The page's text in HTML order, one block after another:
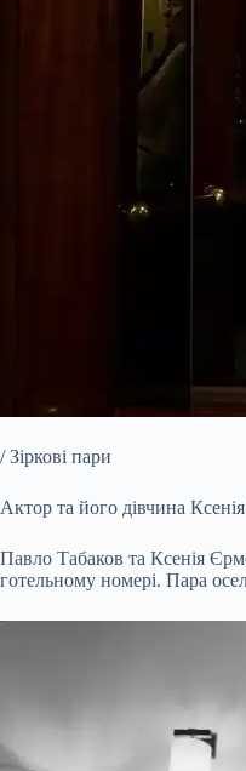
/ Зіркові пари
Актор та його дівчина
Павло Табаков та Ксенія
готельному номері. Пара